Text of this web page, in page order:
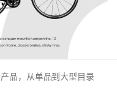
品，从单品到大型目录